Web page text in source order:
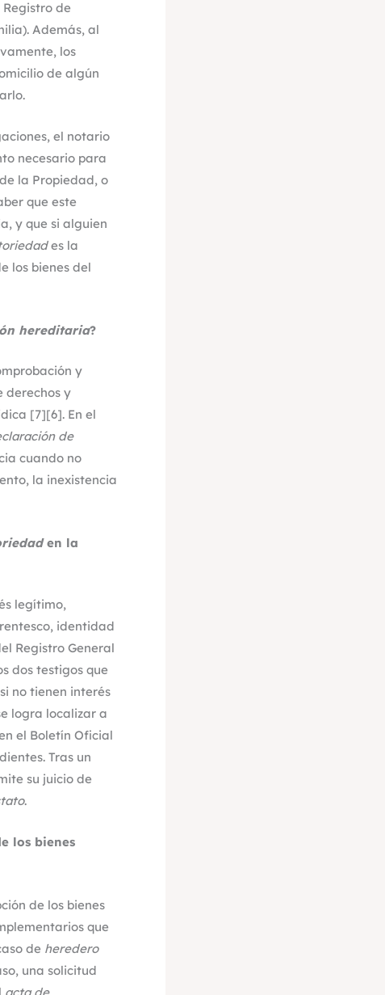
de
Además, al
los
de algún
el notario
necesario para
la Propiedad, o
que este
y que si alguien
es la
los bienes del
hereditaria?
y
derechos y
[7][6]. En el
de
cuando no
la inexistencia
en la
legítimo,
identidad
Registro General
dos testigos que
no tienen interés
logra localizar a
el Boletín Oficial
Tras un
su juicio de
.
los bienes
de los bienes
que
de heredero
una solicitud